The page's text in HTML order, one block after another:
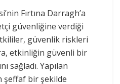
Fırtına Darragh’a
güvenliğine verdiği
güvenlik riskleri
etkinliğin güvenli bir
sağladı. Yapılan
şeffaf bir şekilde